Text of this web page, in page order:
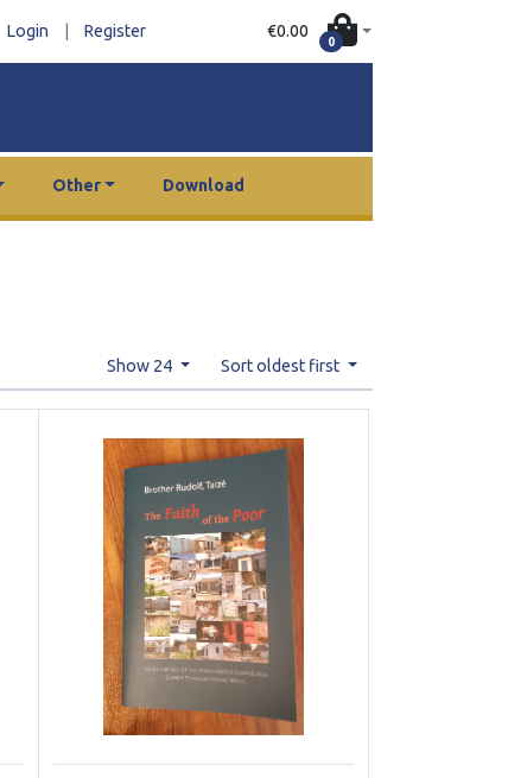
Login Register €0.00
0
Other Download
Show 24 Sort oldest first